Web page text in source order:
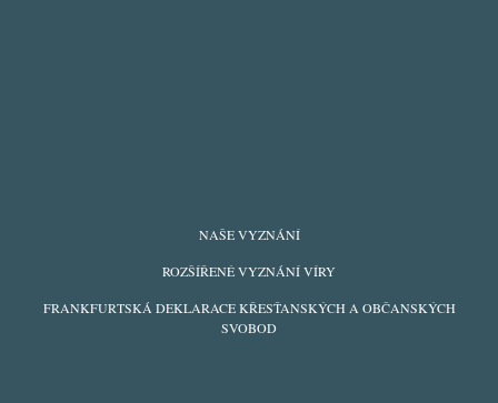
NAŠE VYZNÁNÍ
ROZŠÍŘENÉ VYZNÁNÍ VÍRY
FRANKFURTSKÁ DEKLARACE KŘESŤANSKÝCH A OBČANSKÝCH
SVOBOD